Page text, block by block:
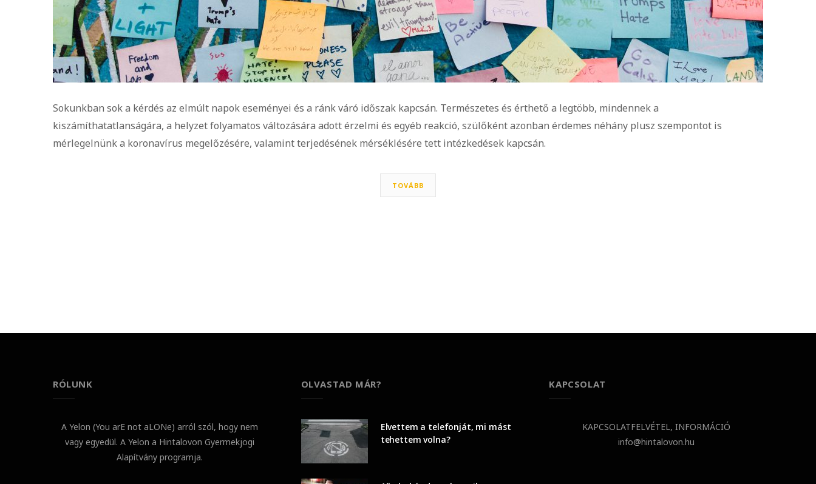
Sokunkban sok a kérdés az elmúlt napok eseményei és a ránk váró időszak kapcsán. Természetes és érthető a legtöbb, mindennek a
kiszámíthatatlanságára, a helyzet folyamatos változására adott érzelmi és egyéb reakció, szülőként azonban érdemes néhány plusz szempontot is
mérlegelnünk a koronavírus megelőzésére, valamint terjedésének mérséklésére tett intézkedések kapcsán.
TOVÁBB
RÓLUNK
A Yelon (You arE not aLONe) arról szól, hogy nem
vagy egyedül. A Yelon a Hintalovon Gyermekjogi
Alapítvány programja.
OLVASTAD MÁR?
Elvettem a telefonját, mi mást
tehettem volna?
KAPCSOLAT
KAPCSOLATFELVÉTEL, INFORMÁCIÓ
info@hintalovon.hu